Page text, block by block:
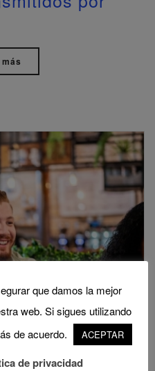
que damos la mejor
web. Si sigues utilizando
de acuerdo.
ACEPTAR
de privacidad